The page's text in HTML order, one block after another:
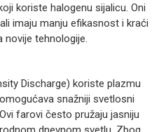
koriste halogenu sijalicu. Oni
imaju manju efikasnost i kraći
novije tehnologije.
Discharge) koriste plazmu
snažniji svetlosni
farovi često pružaju jasniju